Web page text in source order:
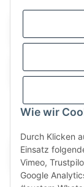
Wie wir
Durch Klicken
Einsatz
Vimeo,
Google
Wir versenden